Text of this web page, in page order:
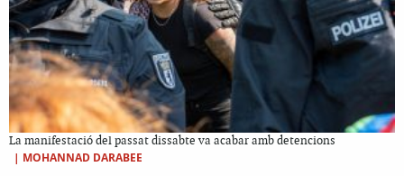
La manifestació del passat dissabte va acabar amb detencions
| MOHANNAD DARABEE